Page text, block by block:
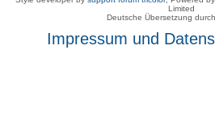
Limited
Deutsche Übersetzung durch
Impressum und